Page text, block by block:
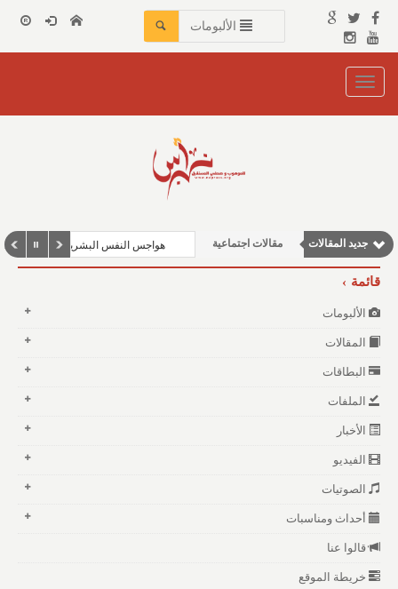
الألبومات
Toggle
navigation
جديد المقالات مقالات اجتماعية
مقالات علمية
هواجس النفس البشرية بين مطرقة
قائمة
الألبومات
المقالات
البطاقات
الملفات
الأخبار
الفيديو
الصوتيات
أحداث ومناسبات
قالوا عنا
خريطة الموقع